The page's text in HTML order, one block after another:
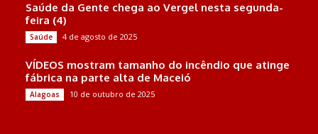
Saúde da Gente chega ao Vergel nesta segunda-
feira (4)
Saúde 4 de agosto de 2025
VÍDEOS mostram tamanho do incêndio que atinge
fábrica na parte alta de Maceió
Alagoas 10 de outubro de 2025